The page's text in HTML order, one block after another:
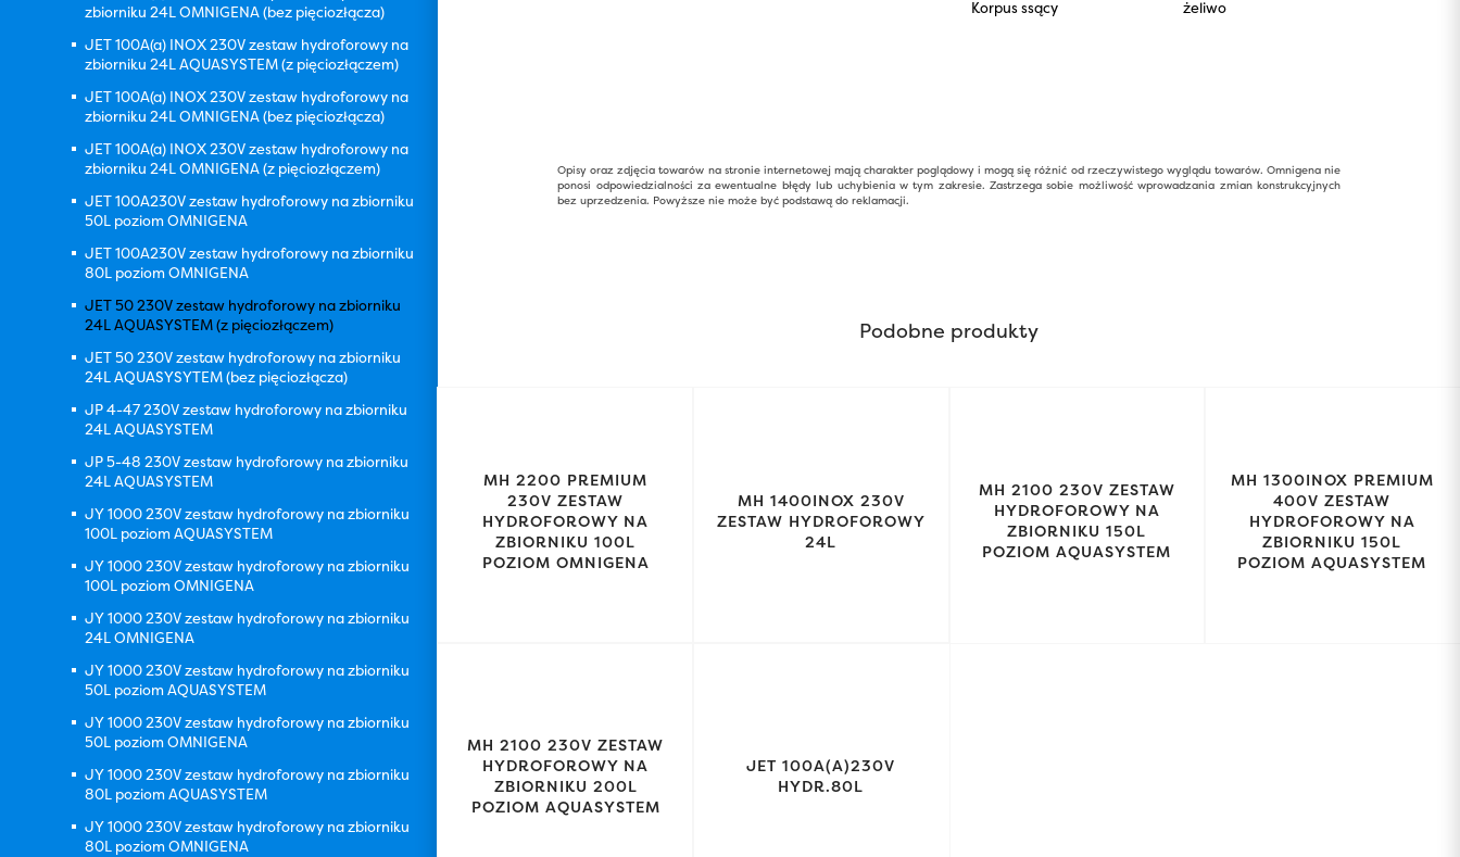
zbiorniku 24L OMNIGENA (bez pięciozłącza)
JET 100A(a) INOX 230V zestaw hydroforowy na
zbiorniku 24L AQUASYSTEM (z pięciozłączem)
JET 100A(a) INOX 230V zestaw hydroforowy na
zbiorniku 24L OMNIGENA (bez pięciozłącza)
JET 100A(a) INOX 230V zestaw hydroforowy na
zbiorniku 24L OMNIGENA (z pięciozłączem)
JET 100A230V zestaw hydroforowy na zbiorniku
50L poziom OMNIGENA
JET 100A230V zestaw hydroforowy na zbiorniku
80L poziom OMNIGENA
JET 50 230V zestaw hydroforowy na zbiorniku
24L AQUASYSTEM (z pięciozłączem)
JET 50 230V zestaw hydroforowy na zbiorniku
24L AQUASYSYTEM (bez pięciozłącza)
JP 4-47 230V zestaw hydroforowy na zbiorniku
24L AQUASYSTEM
JP 5-48 230V zestaw hydroforowy na zbiorniku
24L AQUASYSTEM
JY 1000 230V zestaw hydroforowy na zbiorniku
100L poziom AQUASYSTEM
JY 1000 230V zestaw hydroforowy na zbiorniku
100L poziom OMNIGENA
JY 1000 230V zestaw hydroforowy na zbiorniku
24L OMNIGENA
JY 1000 230V zestaw hydroforowy na zbiorniku
50L poziom AQUASYSTEM
JY 1000 230V zestaw hydroforowy na zbiorniku
50L poziom OMNIGENA
JY 1000 230V zestaw hydroforowy na zbiorniku
80L poziom AQUASYSTEM
JY 1000 230V zestaw hydroforowy na zbiorniku
80L poziom OMNIGENA
Korpus ssący
żeliwo
Opisy oraz zdjęcia towarów na stronie internetowej mają charakter poglądowy i mogą się różnić od rzeczywistego wyglądu towarów. Omnigena nie
ponosi odpowiedzialności za ewentualne błędy lub uchybienia w tym zakresie. Zastrzega sobie możliwość wprowadzania zmian konstrukcyjnych
bez uprzedzenia. Powyższe nie może być podstawą do reklamacji.
Podobne produkty
MH 2200 PREMIUM
230V ZESTAW
HYDROFOROWY NA
ZBIORNIKU 100L
POZIOM OMNIGENA
MH 1400INOX 230V
ZESTAW HYDROFOROWY
24L
MH 2100 230V ZESTAW
HYDROFOROWY NA
ZBIORNIKU 150L
POZIOM AQUASYSTEM
MH 1300INOX PREMIUM
400V ZESTAW
HYDROFOROWY NA
ZBIORNIKU 150L
POZIOM AQUASYSTEM
MH 2100 230V ZESTAW
HYDROFOROWY NA
ZBIORNIKU 200L
POZIOM AQUASYSTEM
JET 100A(A)230V
HYDR.80L